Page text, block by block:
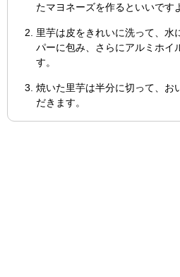
たマヨネーズを作るといいです
里芋は皮をきれいに洗って、水
パーに包み、さらにアルミホイ
す。
焼いた里芋は半分に切って、お
だきます。